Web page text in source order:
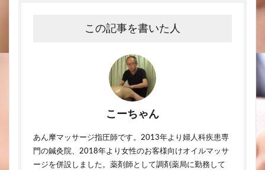
この記事を書いた人
こーちゃん
あん摩マッサージ指圧師です。2013年より婦人科疾患専
門の鍼灸院、2018年より女性のお客様向けオイルマッサ
ージを併設しました。薬剤師として調剤薬局に勤務して